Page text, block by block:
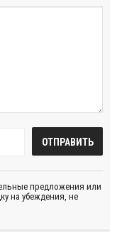
предложения или
на убеждения, не